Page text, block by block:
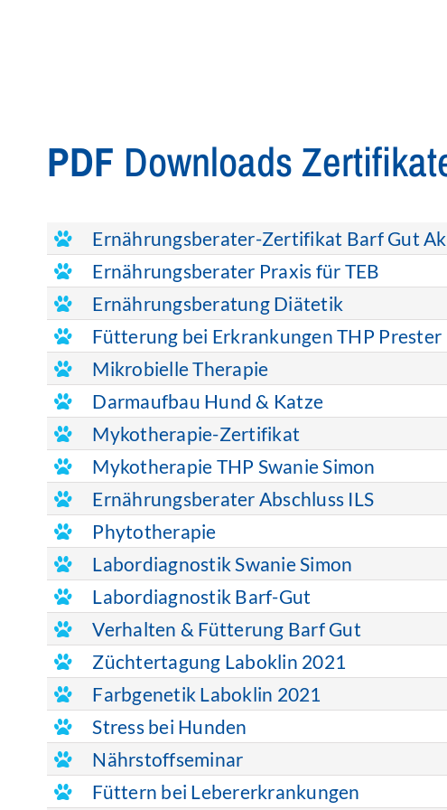
PDF Downloads
Ernährungsberater-Zertifikat Barf Gut
Ernährungsberater Praxis für TEB
Ernährungsberatung Diätetik
Fütterung bei Erkrankungen THP Prester
Mikrobielle Therapie
Darmaufbau Hund & Katze
Mykotherapie-Zertifikat
Mykotherapie THP Swanie Simon
Ernährungsberater Abschluss ILS
Phytotherapie
Labordiagnostik Swanie Simon
Labordiagnostik Barf-Gut
Verhalten & Fütterung Barf Gut
Züchtertagung Laboklin 2021
Farbgenetik Laboklin 2021
Stress bei Hunden
Nährstoffseminar
Füttern bei Lebererkrankungen